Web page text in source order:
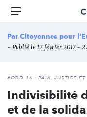
Aller
principal
Menu
Par Citoyennes pour
- Publié le 12 février 2017 -
#ODD 16 : PAIX, JUSTICE ET
Indivisibilité
et de la